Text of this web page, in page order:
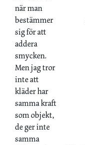
när man
bestämmer
sig för att
addera
smycken.
Men jag tror
inte att
kläder har
samma kraft
som objekt,
de ger inte
samma